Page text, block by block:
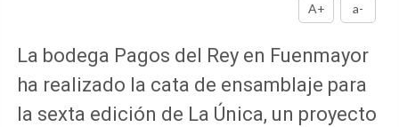
A+
a-
La bodega Pagos del Rey en Fuenmayor
ha realizado la cata de ensamblaje para
la sexta edición de La Única, un proyecto